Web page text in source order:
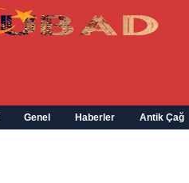
Genel Haberler Antik Çağ